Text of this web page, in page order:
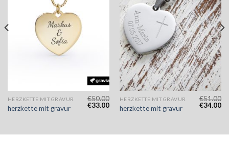
HERZKETTE MIT GRAVUR
herzkette mit gravur
€50.00
€33.00
HERZKETTE MIT GRAVUR
herzkette mit gravur
€51.00
€34.00